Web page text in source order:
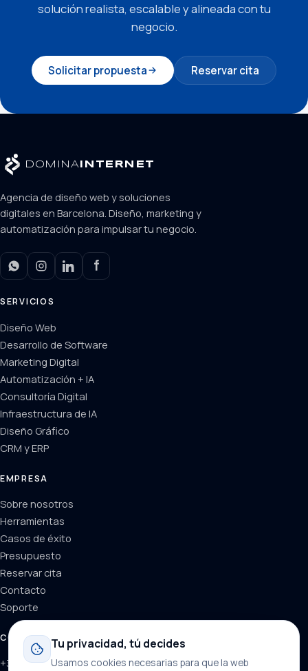
solución realista, escalable y alineada con tu
negocio.
Solicitar propuesta Reservar cita
DOMINA INTERNET
Agencia de diseño web y soluciones
digitales en Barcelona. Diseño, marketing y
automatización para impulsar tu negocio.
SERVICIOS
Diseño Web
Desarrollo de Software
Marketing Digital
Automatización + IA
Consultoría Digital
Infraestructura de IA
Diseño Gráfico
CRM y ERP
EMPRESA
Sobre nosotros
Herramientas
Casos de éxito
Presupuesto
Reservar cita
Contacto
Soporte
CONTACTO
+34 624 71 66 37
Tu privacidad, tú decides
Usamos cookies necesarias para que la web